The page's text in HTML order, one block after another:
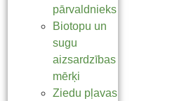
pārvaldnieks
Biotopu un
sugu
aizsardzības
mērķi
Ziedu pļavas